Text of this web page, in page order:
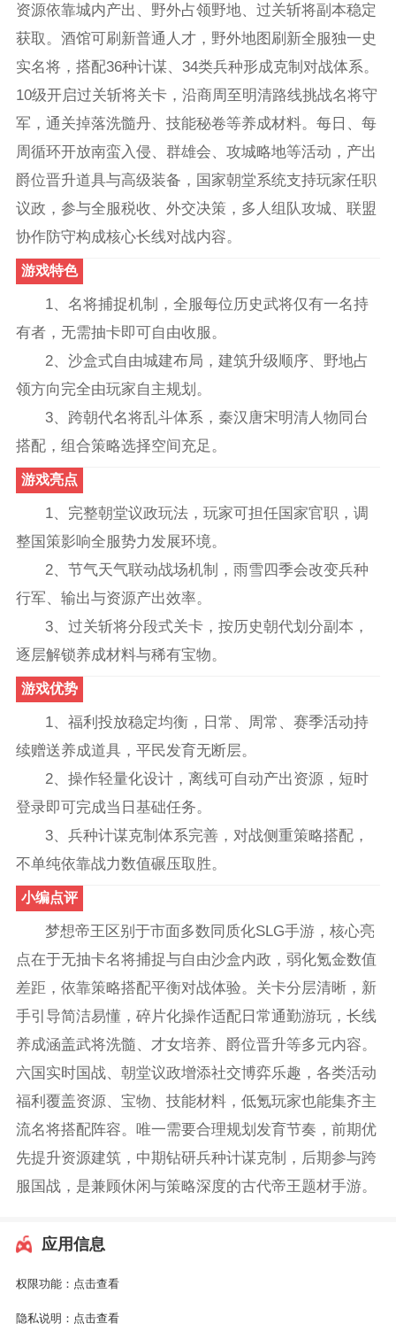
资源依靠城内产出、野外占领野地、过关斩将副本稳定
获取。酒馆可刷新普通人才，野外地图刷新全服独一史
实名将，搭配36种计谋、34类兵种形成克制对战体系。
10级开启过关斩将关卡，沿商周至明清路线挑战名将守
军，通关掉落洗髓丹、技能秘卷等养成材料。每日、每
周循环开放南蛮入侵、群雄会、攻城略地等活动，产出
爵位晋升道具与高级装备，国家朝堂系统支持玩家任职
议政，参与全服税收、外交决策，多人组队攻城、联盟
协作防守构成核心长线对战内容。
游戏特色
1、名将捕捉机制，全服每位历史武将仅有一名持
有者，无需抽卡即可自由收服。
2、沙盒式自由城建布局，建筑升级顺序、野地占
领方向完全由玩家自主规划。
3、跨朝代名将乱斗体系，秦汉唐宋明清人物同台
搭配，组合策略选择空间充足。
游戏亮点
1、完整朝堂议政玩法，玩家可担任国家官职，调
整国策影响全服势力发展环境。
2、节气天气联动战场机制，雨雪四季会改变兵种
行军、输出与资源产出效率。
3、过关斩将分段式关卡，按历史朝代划分副本，
逐层解锁养成材料与稀有宝物。
游戏优势
1、福利投放稳定均衡，日常、周常、赛季活动持
续赠送养成道具，平民发育无断层。
2、操作轻量化设计，离线可自动产出资源，短时
登录即可完成当日基础任务。
3、兵种计谋克制体系完善，对战侧重策略搭配，
不单纯依靠战力数值碾压取胜。
小编点评
梦想帝王区别于市面多数同质化SLG手游，核心亮
点在于无抽卡名将捕捉与自由沙盒内政，弱化氪金数值
差距，依靠策略搭配平衡对战体验。关卡分层清晰，新
手引导简洁易懂，碎片化操作适配日常通勤游玩，长线
养成涵盖武将洗髓、才女培养、爵位晋升等多元内容。
六国实时国战、朝堂议政增添社交博弈乐趣，各类活动
福利覆盖资源、宝物、技能材料，低氪玩家也能集齐主
流名将搭配阵容。唯一需要合理规划发育节奏，前期优
先提升资源建筑，中期钻研兵种计谋克制，后期参与跨
服国战，是兼顾休闲与策略深度的古代帝王题材手游。
应用信息
权限功能： 点击查看
隐私说明： 点击查看